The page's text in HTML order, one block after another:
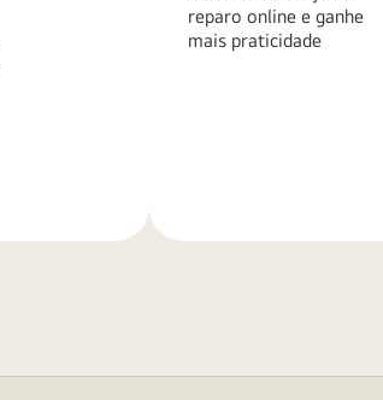
reparo online e ganhe
mais praticidade